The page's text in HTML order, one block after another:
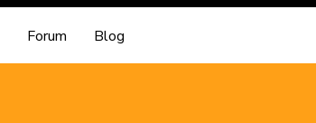
Forum Blog